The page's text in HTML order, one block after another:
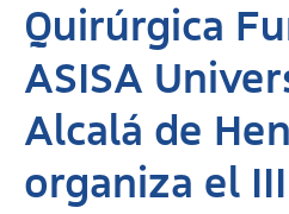
Quirúrgica
ASISA
Alcalá de
organiza el